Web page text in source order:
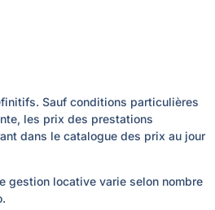
Sauf conditions particulières
les prix des prestations
dans le catalogue des prix au jour
gestion locative varie selon nombre